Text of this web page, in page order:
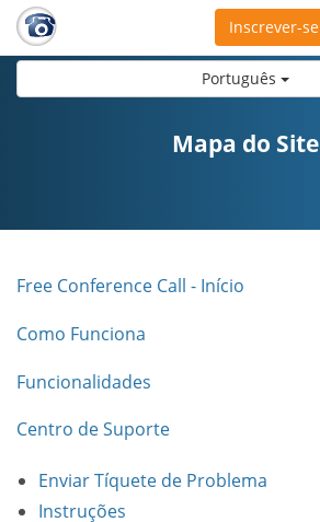
Português
Inscrever-se
Mapa do Site
Free Conference Call - Início
Como Funciona
Funcionalidades
Centro de Suporte
Enviar Tíquete de Problema
Instruções